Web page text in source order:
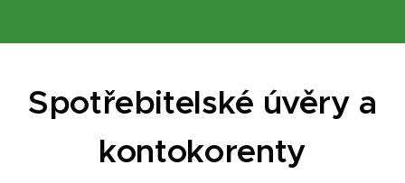
Spotřebitelské úvěry a
kontokorenty